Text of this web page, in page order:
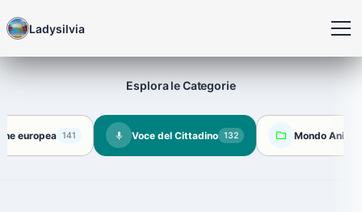
Ladysilvia
Esplora le Categorie
europea 141 Voce del Cittadino 132 Mondo